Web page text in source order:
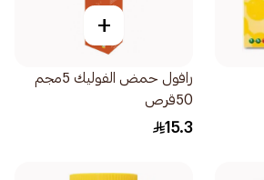
+
رافول حمض الفوليك 5مجم
50قرص
15.3